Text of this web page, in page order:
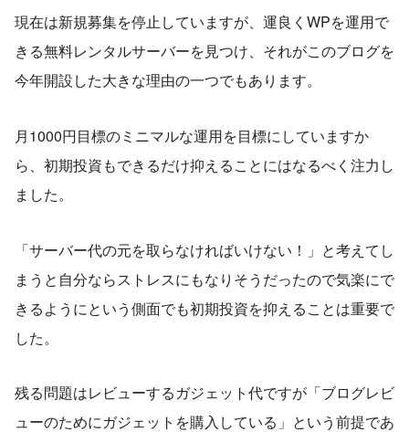
現在は新規募集を停止していますが、運良くWPを運用で
きる無料レンタルサーバーを見つけ、それがこのブログを
今年開設した大きな理由の一つでもあります。
月1000円目標のミニマルな運用を目標にしていますか
ら、初期投資もできるだけ抑えることにはなるべく注力し
ました。
「サーバー代の元を取らなければいけない！」と考えてし
まうと自分ならストレスにもなりそうだったので気楽にで
きるようにという側面でも初期投資を抑えることは重要で
した。
残る問題はレビューするガジェット代ですが「ブログレビ
ューのためにガジェットを購入している」という前提であ